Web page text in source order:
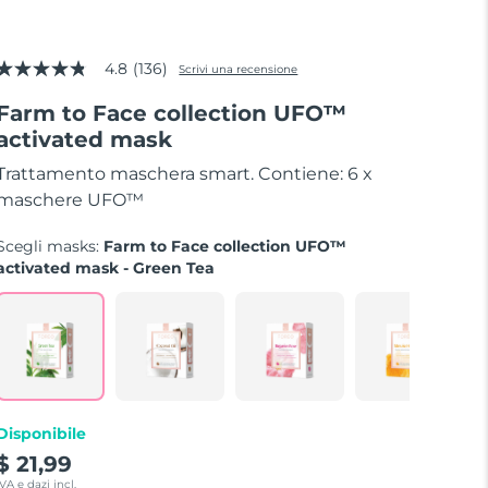
4.8 (136) Scrivi una recensione
to Face collection UFO™
mask
maschera smart. Contiene: 6 x
UFO™
masks: Farm to Face collection UFO™
mask - Green Tea
21,99
e dazi incl.